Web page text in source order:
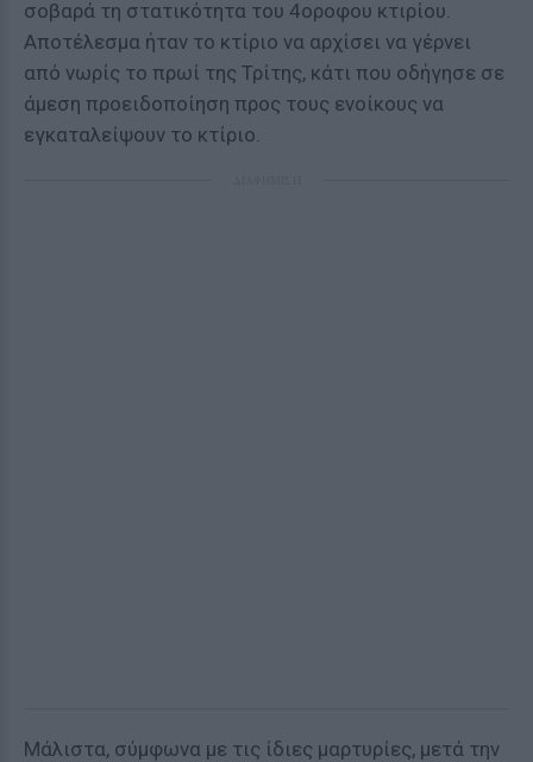
σοβαρά τη στατικότητα του 4οροφου κτιρίου.
Αποτέλεσμα ήταν το κτίριο να αρχίσει να γέρνει
από νωρίς το πρωί της Τρίτης, κάτι που οδήγησε σε
άμεση προειδοποίηση προς τους ενοίκους να
εγκαταλείψουν το κτίριο.
Μάλιστα, σύμφωνα με τις ίδιες μαρτυρίες, μετά την